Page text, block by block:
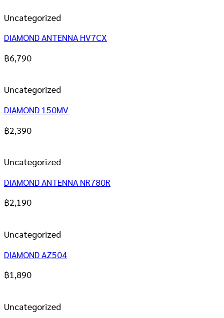
Uncategorized
DIAMOND ANTENNA HV7CX
฿6,790
Uncategorized
DIAMOND 150MV
฿2,390
Uncategorized
DIAMOND ANTENNA NR780R
฿2,190
Uncategorized
DIAMOND AZ504
฿1,890
Uncategorized